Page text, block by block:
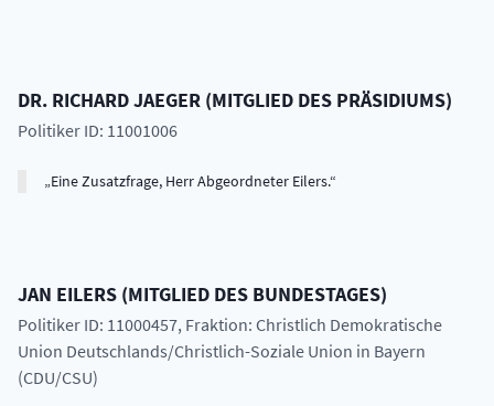
DR. RICHARDJAEGER (MITGLIED DES PRÄSIDIUMS)
Politiker ID: 11001006
Eine Zusatzfrage, Herr Abgeordneter Eilers.
JAN EILERS (MITGLIED DES BUNDESTAGES)
Politiker ID: 11000457, Fraktion: Christlich Demokratische
Union Deutschlands/Christlich-Soziale Union in Bayern
(CDU/CSU)